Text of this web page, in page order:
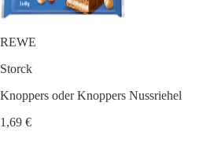
REWE
Storck
Knoppers oder Knoppers Nussriehel
1,69 €